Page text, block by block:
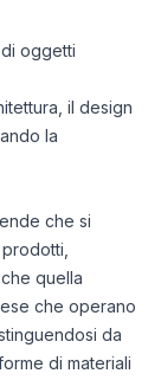
oggetti
il design
la
che si
quella
che operano
da
di materiali